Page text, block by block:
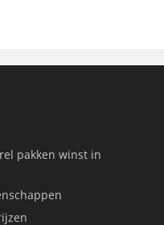
pakken winst in